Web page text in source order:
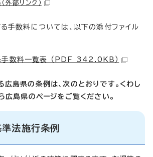
（外部リンク）
手数料については、以下の添付ファイル
手数料一覧表 （PDF 342.0KB）
島県の条例は、次のとおりです。くわし
広島県のページをご覧ください。
法施行条例